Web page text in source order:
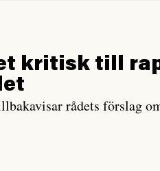
kritisk till
rådets förslag